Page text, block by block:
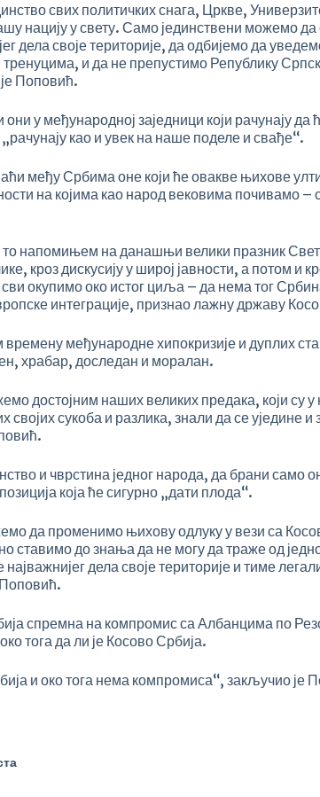
свих политичких снага, Цркве,
нацију у свету. Само јединствени можемо
дела своје територије, да одбијемо да
тренуцима, и да не препустимо Републику
Поповић.
они у међународној заједници који рачунају
као и увек на наше поделе и свађе“.
међу Србима оне који ће овакве њихове
на којима као народ вековима почивамо –
напомињем на данашњи велики празник
кроз дискусију у широј јавности, а потом и
окупимо око истог циља – да нема тог
интеграције, признао лажну државу
времену међународне хипокризије и дуплих
храбар, доследан и моралан.
достојним наших великих предака, који су
својих сукоба и разлика, знали да се уједине
и чврстина једног народа, да брани само
која ће сигурно „дати плода“.
да променимо њихову одлуку у вези са
ставимо до знања да не могу да траже од
дела своје територије и тиме
спремна на компромис са Албанцима по
тога да ли је Косово Србија.
и око тога нема компромиса“, закључио је